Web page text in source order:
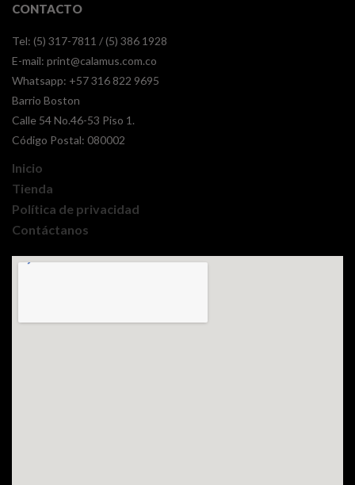
CONTACTO
Tel: (5) 317-7811 / (5) 386 1928
E-mail: print@calamus.com.co
Whatsapp: +57 316 822 9695
Barrio Boston
Calle 54 No.46-53 Piso 1.
Código Postal: 080002
Inicio
Tienda
Política de privacidad
Contáctanos